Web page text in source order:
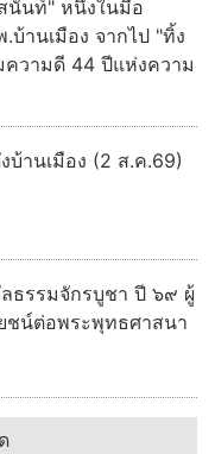
นันท์" หนึ่งในมือ
บ้านเมือง จากไป "ทิ้ง
วามดี 44 ปีแห่งความ
บ้านเมือง (2 ส.ค.69)
ธรรมจักรบูชา ปี ๖๙ ผู้
น์ต่อพระพุทธศาสนา